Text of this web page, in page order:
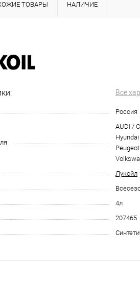
ТОВАРЫ НАЛИЧИЕ
Все
Россия
AUDI /
Лукойл
4л
207465